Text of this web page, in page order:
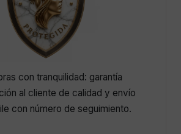
con tranquilidad: garantía
al cliente de calidad y envío
con número de seguimiento.